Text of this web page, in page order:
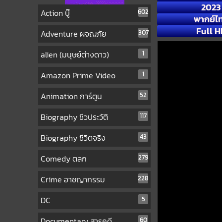
Action บู๊ 602
Adventure ผจญภัย 307
alien (มนุษย์ต่างดาว) 1
Amazon Prime Video 1
Animation การ์ตูน 52
Biography ชีวประวัติ 117
Biography ชีวิตจริง 43
Comedy ตลก 279
Crime อาชญากรรม 228
DC 5
60
2023
พากย์ไ
Full